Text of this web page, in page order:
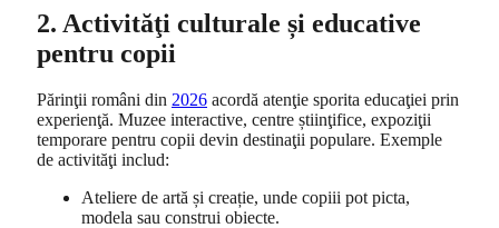
2. Activităţi culturale și educative
pentru copii
Părinţii români din 2026 acordă atenţie sporita educaţiei prin
experienţă. Muzee interactive, centre știinţifice, expoziţii
temporare pentru copii devin destinaţii populare. Exemple
de activităţi includ:
Ateliere de artă și creație, unde copiii pot picta,
modela sau construi obiecte.